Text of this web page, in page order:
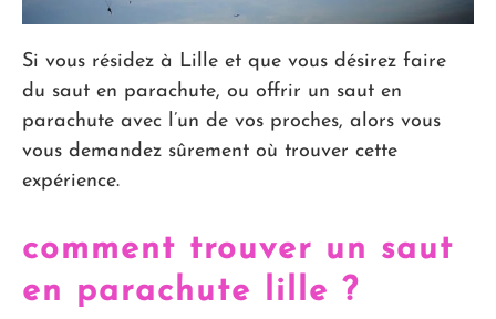
Si vous résidez à Lille et que vous désirez faire
du saut en parachute, ou offrir un saut en
parachute avec l’un de vos proches, alors vous
vous demandez sûrement où trouver cette
expérience.
comment trouver un saut
en parachute lille ?